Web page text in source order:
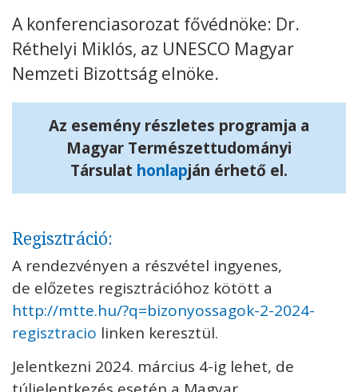
A konferenciasorozat fővédnöke: Dr.
Réthelyi Miklós, az UNESCO Magyar
Nemzeti Bizottság elnöke.
Az esemény részletes programja a
Magyar Természettudományi
Társulat honlapján érhető el.
Regisztráció:
A rendezvényen a részvétel ingyenes,
de előzetes regisztrációhoz kötött a
http://mtte.hu/?q=bizonyossagok-2-2024-
regisztracio linken keresztül.
Jelentkezni 2024. március 4-ig lehet, de